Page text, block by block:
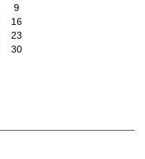
9
16
23
30